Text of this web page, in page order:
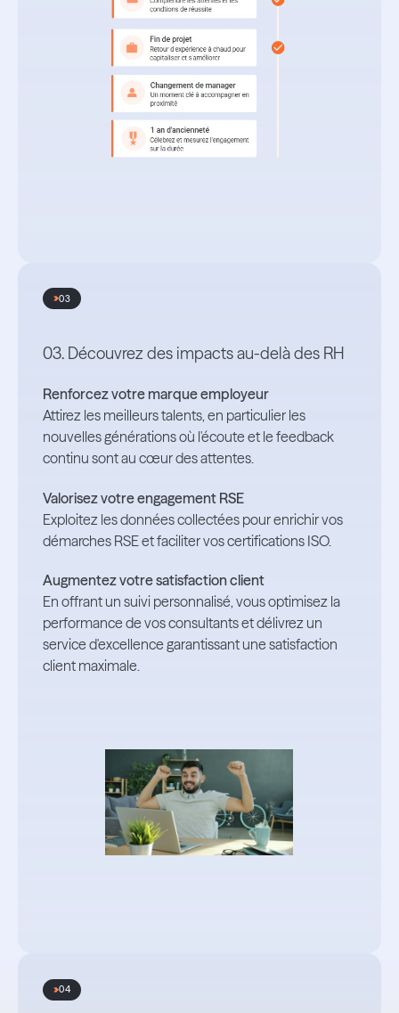
03
03. Découvrez des impacts au-delà des RH
Renforcez votre marque employeur
Attirez les meilleurs talents, en particulier les
nouvelles générations où l'écoute et le feedback
continu sont au cœur des attentes.
Valorisez votre engagement RSE
Exploitez les données collectées pour enrichir vos
démarches RSE et faciliter vos certifications ISO.
Augmentez votre satisfaction client
En offrant un suivi personnalisé, vous optimisez la
performance de vos consultants et délivrez un
service d'excellence garantissant une satisfaction
client maximale.
04